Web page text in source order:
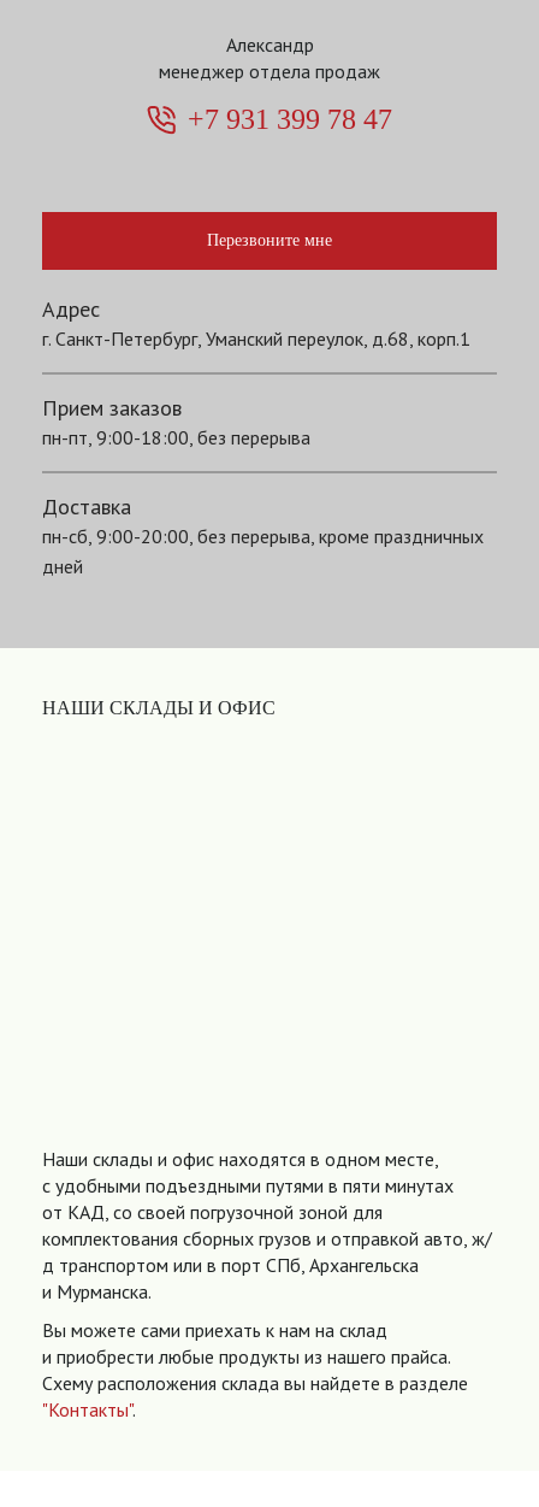
Александр
менеджер отдела продаж
+7 931 399 78 47
Перезвоните мне
Адрес
г. Санкт-Петербург, Уманский переулок, д.68, корп.1
Прием заказов
пн-пт, 9:00-18:00, без перерыва
Доставка
пн-сб, 9:00-20:00, без перерыва, кроме праздничных
дней
НАШИ СКЛАДЫ И ОФИС
Наши склады и офис находятся в одном месте,
с удобными подъездными путями в пяти минутах
от КАД, со своей погрузочной зоной для
комплектования сборных грузов и отправкой авто, ж/
д транспортом или в порт СПб, Архангельска
и Мурманска.
Вы можете сами приехать к нам на склад
и приобрести любые продукты из нашего прайса.
Схему расположения склада вы найдете в разделе
"Контакты".